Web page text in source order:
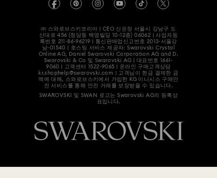
㈜ 스와로브스키코리아 | CEO 신은정 서울시 강남구 도
산대로 456 (청담동 백영빌딩 10-12층) 06062 | 사업자등
록번호 211-86-96219 | 통신판매업신고번호 2013-서울강
남-01540 | 호스팅 서비스 제공자: Swarovski Crystal
Online AG, Daniel Swarovski Corporation AG and D.
Swarovski & Co 및 Swarovski AG | 대표번호 1661-
9060 | 고객센터 1522-9065 | 온라인 구매고객상담
kr.shophelp@swarovski.com | 고객님이 현금 결제한 금
액에 대해, 스와로브스키에서 가입한 KG 이니시스 구매안
전 서비스를 통해 안전 거래를 보장받을 수 있습니다.
SWAROVSKI 및 SWAN 로고는 Swarovski AG의 등록상
표입니다.